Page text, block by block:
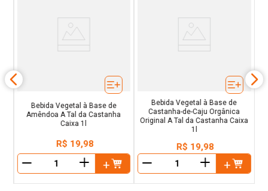
Bebida Vegetal à Base de
Amêndoa A Tal da Castanha
Caixa 1l
R$ 19,98
＋
Bebida Vegetal à Base de
Castanha-de-Caju Orgânica
Original A Tal da Castanha Caixa
1l
R$ 19,98
＋